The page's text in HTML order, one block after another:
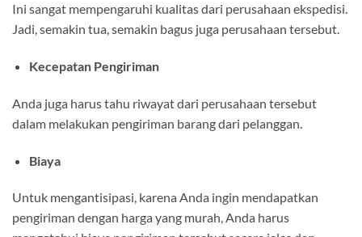
Ini sangat mempengaruhi kualitas dari perusahaan ekspedisi.
Jadi, semakin tua, semakin bagus juga perusahaan tersebut.
Kecepatan Pengiriman
Anda juga harus tahu riwayat dari perusahaan tersebut
dalam melakukan pengiriman barang dari pelanggan.
Biaya
Untuk mengantisipasi, karena Anda ingin mendapatkan
pengiriman dengan harga yang murah, Anda harus